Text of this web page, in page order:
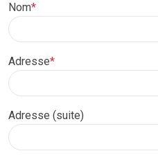
Nom*
Adresse*
Adresse (suite)